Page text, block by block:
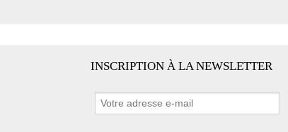
INSCRIPTION À LA NEWSLETTER